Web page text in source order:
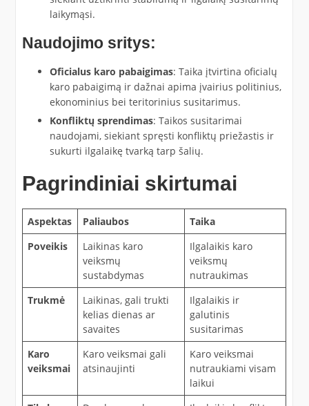
laikymąsi.
Naudojimo sritys:
Oficialus karo pabaigimas: Taika įtvirtina oficialų
karo pabaigimą ir dažnai apima įvairius politinius,
ekonominius bei teritorinius susitarimus.
Konfliktų sprendimas: Taikos susitarimai
naudojami, siekiant spręsti konfliktų priežastis ir
sukurti ilgalaikę tvarką tarp šalių.
Pagrindiniai skirtumai
Aspektas Paliaubos
Taika
Poveikis
Laikinas karo
veiksmų
sustabdymas
Ilgalaikis karo
veiksmų
nutraukimas
Trukmė
Laikinas, gali trukti
kelias dienas ar
savaites
Ilgalaikis ir
galutinis
susitarimas
Karo
veiksmai
Karo veiksmai gali
atsinaujinti
Karo veiksmai
nutraukiami visam
laikui